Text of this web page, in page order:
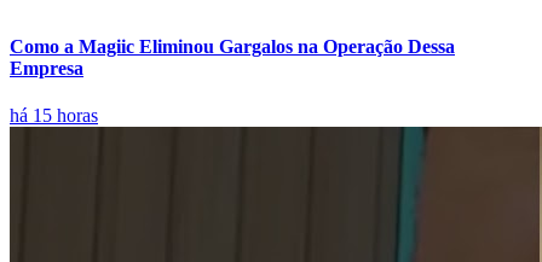
Como a Magiic Eliminou Gargalos na Operação Dessa
Empresa
há 15 horas